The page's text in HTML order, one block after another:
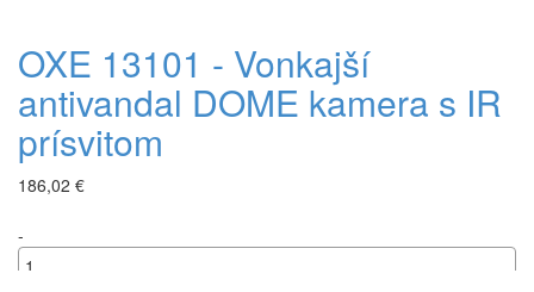
OXE 13101 - Vonkajší
antivandal DOME kamera s IR
prísvitom
186,02 €
-